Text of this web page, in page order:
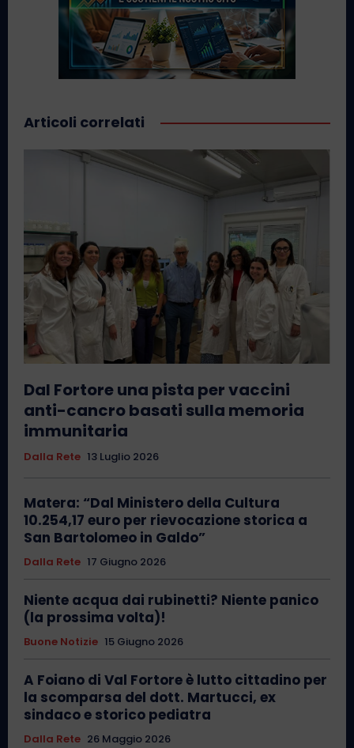
Articoli correlati
Dal Fortore una pista per vaccini
anti-cancro basati sulla memoria
immunitaria
Dalla Rete 13 Luglio 2026
Matera: “Dal Ministero della Cultura
10.254,17 euro per rievocazione storica a
San Bartolomeo in Galdo”
Dalla Rete 17 Giugno 2026
Niente acqua dai rubinetti? Niente panico
(la prossima volta)!
Buone Notizie 15 Giugno 2026
A Foiano di Val Fortore è lutto cittadino per
la scomparsa del dott. Martucci, ex
sindaco e storico pediatra
Dalla Rete 26 Maggio 2026